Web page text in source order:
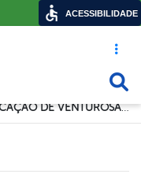
Acesso
EDUCAÇÃO DE VENTUROSA ADQUIRE NOVAS CARTEIRAS ESCOLARES
ACESSIBILIDADE